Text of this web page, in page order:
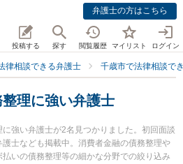
弁護士の方はこちら
投稿する 探す 閲覧履歴 マイリスト ログイン
律相談できる弁護士 千歳市で法律相談で
理に強い弁護士
強い弁護士が2名見つかりました。初回面談
士なども掲載中。消費者金融の債務整理や
いの債務整理等の細かな分野での絞り込み